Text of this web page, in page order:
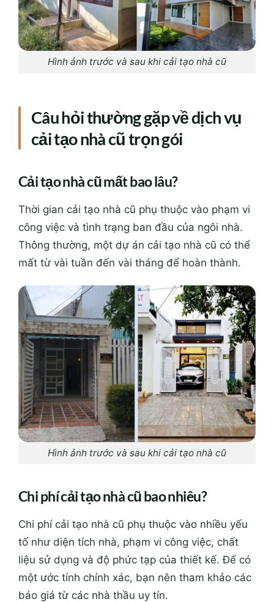
Hình ảnh trước và sau khi cải tạo nhà cũ
Câu hỏi thường gặp về dịch vụ
cải tạo nhà cũ trọn gói
Cải tạo nhà cũ mất bao lâu?
Thời gian cải tạo nhà cũ phụ thuộc vào phạm vi
công việc và tình trạng ban đầu của ngôi nhà.
Thông thường, một dự án cải tạo nhà cũ có thể
mất từ vài tuần đến vài tháng để hoàn thành.
Hình ảnh trước và sau khi cải tạo nhà cũ
Chi phí cải tạo nhà cũ bao nhiêu?
Chi phí cải tạo nhà cũ phụ thuộc vào nhiều yếu
tố như diện tích nhà, phạm vi công việc, chất
liệu sử dụng và độ phức tạp của thiết kế. Để có
một ước tính chính xác, bạn nên tham khảo các
báo giá từ các nhà thầu uy tín.